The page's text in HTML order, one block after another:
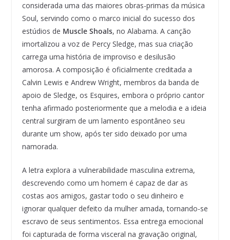
considerada uma das maiores obras-primas da música
Soul, servindo como o marco inicial do sucesso dos
estúdios de Muscle Shoals, no Alabama. A canção
imortalizou a voz de Percy Sledge, mas sua criação
carrega uma história de improviso e desilusão
amorosa. A composição é oficialmente creditada a
Calvin Lewis e Andrew Wright, membros da banda de
apoio de Sledge, os Esquires, embora o próprio cantor
tenha afirmado posteriormente que a melodia e a ideia
central surgiram de um lamento espontâneo seu
durante um show, após ter sido deixado por uma
namorada.
A letra explora a vulnerabilidade masculina extrema,
descrevendo como um homem é capaz de dar as
costas aos amigos, gastar todo o seu dinheiro e
ignorar qualquer defeito da mulher amada, tornando-se
escravo de seus sentimentos. Essa entrega emocional
foi capturada de forma visceral na gravação original,